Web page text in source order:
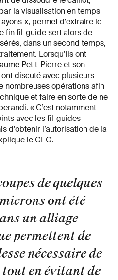
la visualisation en temps
x, permet d’extraire le
fin fil-guide sert alors de
dans un second temps,
Lorsqu’ils ont
Petit-Pierre et son
discuté avec plusieurs
nombreuses opérations afin
et faire en sorte de ne
« C’est notamment
avec les fil-guides
d’obtenir l’autorisation de la
le CEO.
de quelques
ont été
un alliage
permettent de
nécessaire de
en évitant de